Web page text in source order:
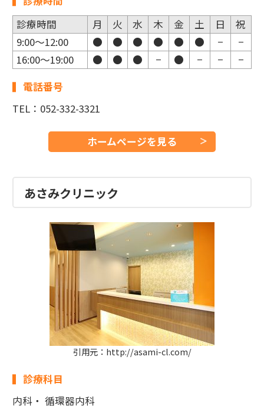
診療時間
月 火 水 木 金 土 日
祝
9:00〜12:00
● ● ● ● ● ● −
−
16:00〜19:00
● ● ● − ● − −
−
電話番号
TEL：052-332-3321
ホームページを見る
あさみクリニック
引用元：http://asami-cl.com/
診療科目
内科・ 循環器内科